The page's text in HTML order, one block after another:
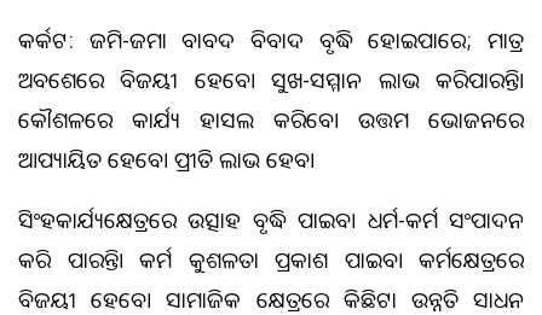
କର୍କଟ: ଜମି-ଜମା ବାବଦ ବିବାଦ ବୃଦ୍ଧି ହୋଇପାରେ; ମାତ୍ର
ଅବଶେଷରେ ବିଜୟୀ ହେବେ। ସୁଖ-ସମ୍ମାନ ଲାଭ କରିପାରନ୍ତି।
କୌଶଳରେ କାର୍ଯ୍ୟ ହାସଲ କରିବେ। ଉତ୍ତମ ଭୋଜନରେ
ଆପ୍ୟାୟିତ ହେବେ। ପ୍ରୀତି ଲାଭ ହେବ।
ସିଂହକାର୍ଯ୍ୟକ୍ଷେତ୍ରରେ ଉତ୍ସାହ ବୃଦ୍ଧି ପାଇବ। ଧର୍ମ-କର୍ମ ସଂପାଦନ
କରି ପାରନ୍ତି। କର୍ମ କୁଶଳତା ପ୍ରକାଶ ପାଇବ। କର୍ମକ୍ଷେତ୍ରରେ
ବିଜୟୀ ହେବେ। ସାମାଜିକ କ୍ଷେତ୍ରରେ କିଛିଟା ଉନ୍ନତି ସାଧନ